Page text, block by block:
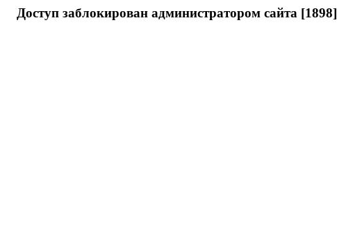
Доступ заблокирован администратором сайта [1898]